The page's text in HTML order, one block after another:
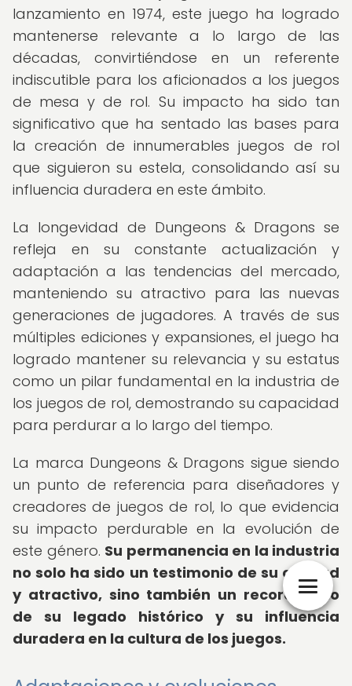
lanzamiento en 1974, este juego ha logrado
mantenerse relevante a lo largo de las
décadas, convirtiéndose en un referente
indiscutible para los aficionados a los juegos
de mesa y de rol. Su impacto ha sido tan
significativo que ha sentado las bases para
la creación de innumerables juegos de rol
que siguieron su estela, consolidando así su
influencia duradera en este ámbito.
La longevidad de Dungeons & Dragons se
refleja en su constante actualización y
adaptación a las tendencias del mercado,
manteniendo su atractivo para las nuevas
generaciones de jugadores. A través de sus
múltiples ediciones y expansiones, el juego ha
logrado mantener su relevancia y su estatus
como un pilar fundamental en la industria de
los juegos de rol, demostrando su capacidad
para perdurar a lo largo del tiempo.
La marca Dungeons & Dragons sigue siendo
un punto de referencia para diseñadores y
creadores de juegos de rol, lo que evidencia
su impacto perdurable en la evolución de
este género. Su permanencia en la industria
no solo ha sido un testimonio de su calidad
y atractivo, sino también un recordatorio
de su legado histórico y su influencia
duradera en la cultura de los juegos.